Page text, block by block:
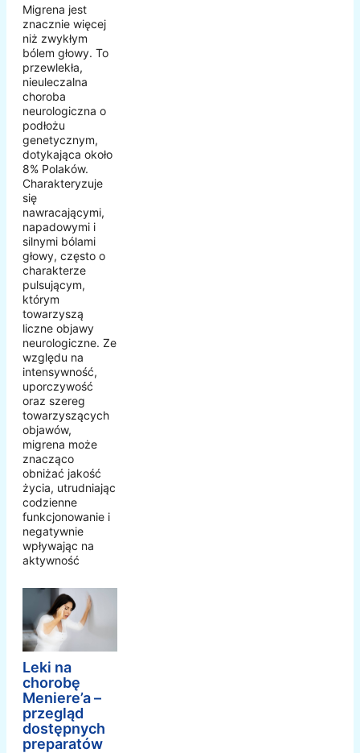
Migrena jest
znacznie więcej
niż zwykłym
bólem głowy. To
przewlekła,
nieuleczalna
choroba
neurologiczna o
podłożu
genetycznym,
dotykająca około
8% Polaków.
Charakteryzuje
się
nawracającymi,
napadowymi i
silnymi bólami
głowy, często o
charakterze
pulsującym,
którym
towarzyszą
liczne objawy
neurologiczne. Ze
względu na
intensywność,
uporczywość
oraz szereg
towarzyszących
objawów,
migrena może
znacząco
obniżać jakość
życia, utrudniając
codzienne
funkcjonowanie i
negatywnie
wpływając na
aktywność
Leki na
chorobę
Meniere’a –
przegląd
dostępnych
preparatów